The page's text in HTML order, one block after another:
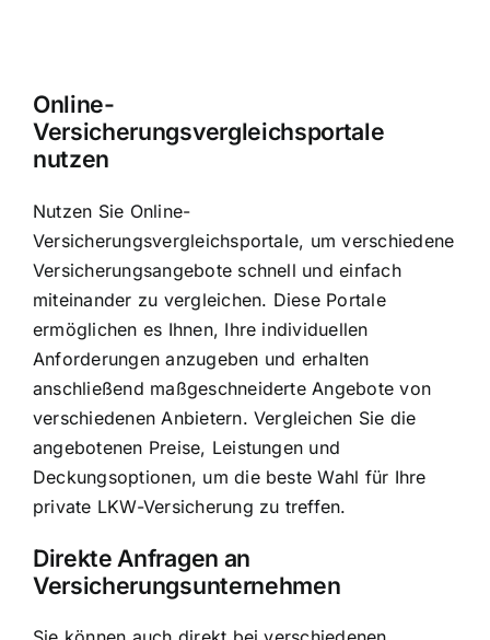
Online-
Versicherungsvergleichsportale
nutzen
Nutzen Sie Online-
Versicherungsvergleichsportale, um verschiedene
Versicherungsangebote schnell und einfach
miteinander zu vergleichen. Diese Portale
ermöglichen es Ihnen, Ihre individuellen
Anforderungen anzugeben und erhalten
anschließend maßgeschneiderte Angebote von
verschiedenen Anbietern. Vergleichen Sie die
angebotenen Preise, Leistungen und
Deckungsoptionen, um die beste Wahl für Ihre
private LKW-Versicherung zu treffen.
Direkte Anfragen an
Versicherungsunternehmen